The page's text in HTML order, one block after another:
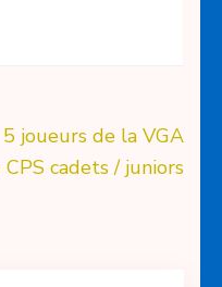
5 joueurs de la VGA
CPS cadets / juniors